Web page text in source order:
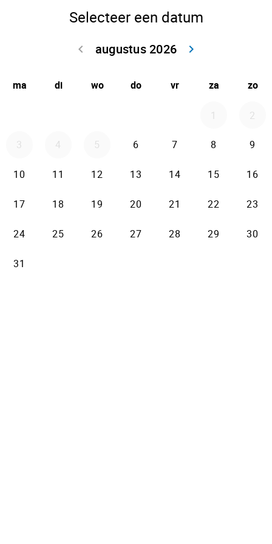
Selecteer een datum
augustus 2026
keyboard_arrow_left
keyboard_arrow_right
ma di wo do vr za zo
1 2
3 4 5 6 7 8 9
10 11 12 13 14 15 16
17 18 19 20 21 22 23
24 25 26 27 28 29 30
31